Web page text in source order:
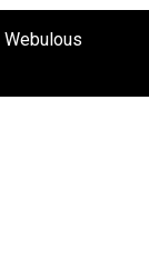
Webulous